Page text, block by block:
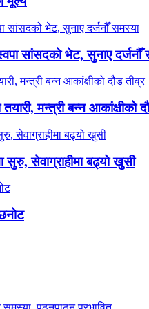
सांसदको भेट, सुनाए दर्जनौँ
मन्त्री बन्न आकांक्षीको
सुरु, सेवाग्राहीमा बढ्यो खुसी